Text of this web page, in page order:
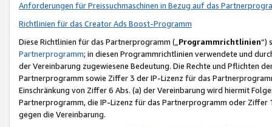
Anforderungen für Preissuchmaschinen in Bezug auf das
Richtlinien für das Creator Ads Boost-Programm
Diese Richtlinien für das Partnerprogramm („Programmrichtlinien“)
Partnerprogramm; in diesen Programmrichtlinien verwendete und
der Vereinbarung zugewiesene Bedeutung. Die Rechte und Pflichten
Partnerprogramm sowie Ziffer 3 der IP-Lizenz für das
Einschränkung von Ziffer 6 Abs. (a) der Vereinbarung wird hiermit
Partnerprogramm, die IP-Lizenz für das Partnerprogramm oder
gegen die Vereinbarung.